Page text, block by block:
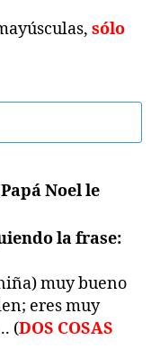
sólo
Noel le
la frase:
muy bueno
eres muy
(DOS COSAS